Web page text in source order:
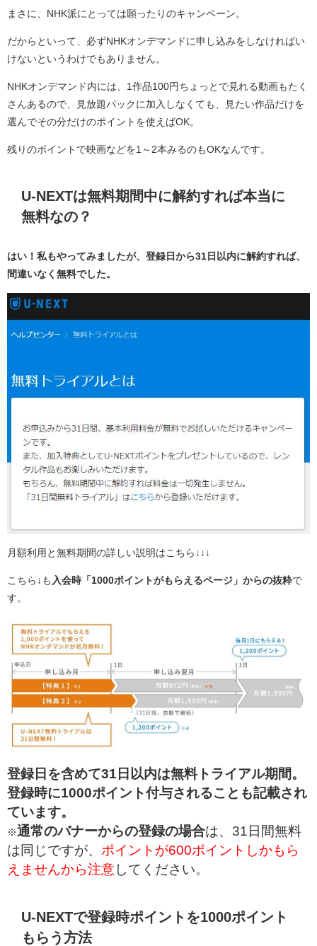
まさに、NHK派にとっては願ったりのキャンペーン。
だからといって、必ずNHKオンデマンドに申し込みをしなければい
けないというわけでもありません。
NHKオンデマンド内には、1作品100円ちょっとで見れる動画もたく
さんあるので、見放題パックに加入しなくても、見たい作品だけを
選んでその分だけのポイントを使えばOK。
残りのポイントで映画などを1～2本みるのもOKなんです。
U-NEXTは無料期間中に解約すれば本当に
無料なの？
はい！私もやってみましたが、登録日から31日以内に解約すれば、
間違いなく無料でした。
月額利用と無料期間の詳しい説明はこちら↓↓↓
こちら↓も 入会時「1000ポイントがもらえるページ」からの抜粋で
す。
登録日を含めて31日以内は無料トライアル期間。
登録時に1000ポイント付与されることも記載され
ています。
※通常のバナーからの登録の場合は、31日間無料
は同じですが、
ポイントが600ポイントしかもら
えませんから注意 してください。
U-NEXTで登録時ポイントを1000ポイント
もらう方法